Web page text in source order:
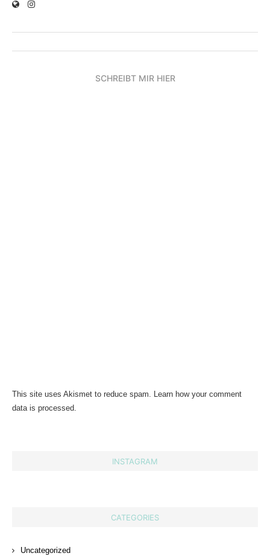
SCHREIBT MIR HIER
This site uses Akismet to reduce spam. Learn how your comment
data is processed.
INSTAGRAM
CATEGORIES
Uncategorized